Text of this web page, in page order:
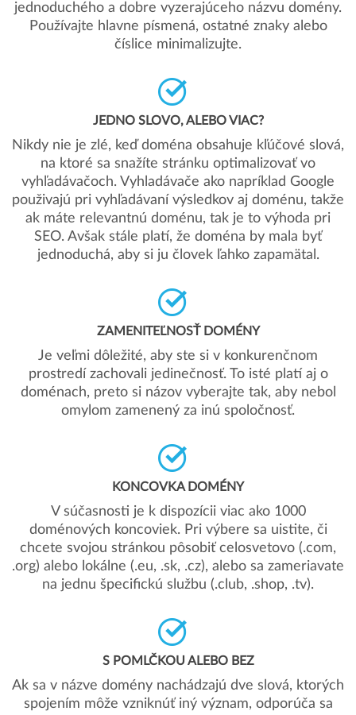
jednoduchého a dobre vyzerajúceho názvu domény.
Používajte hlavne písmená, ostatné znaky alebo
číslice minimalizujte.
JEDNO SLOVO, ALEBO VIAC?
Nikdy nie je zlé, keď doména obsahuje kľúčové slová,
na ktoré sa snažíte stránku optimalizovať vo
vyhľadávačoch. Vyhladávače ako napríklad Google
použivajú pri vyhľadávaní výsledkov aj doménu, takže
ak máte relevantnú doménu, tak je to výhoda pri
SEO. Avšak stále platí, že doména by mala byť
jednoduchá, aby si ju človek ľahko zapamätal.
ZAMENITEĽNOSŤ DOMÉNY
Je veľmi dôležité, aby ste si v konkurenčnom
prostredí zachovali jedinečnosť. To isté platí aj o
doménach, preto si názov vyberajte tak, aby nebol
omylom zamenený za inú spoločnosť.
KONCOVKA DOMÉNY
V súčasnosti je k dispozícii viac ako 1000
doménových koncoviek. Pri výbere sa uistite, či
chcete svojou stránkou pôsobiť celosvetovo (.com,
.org) alebo lokálne (.eu, .sk, .cz), alebo sa zameriavate
na jednu špecifickú službu (.club, .shop, .tv).
S POMLČKOU ALEBO BEZ
Ak sa v názve domény nachádzajú dve slová, ktorých
spojením môže vzniknúť iný význam, odporúča sa